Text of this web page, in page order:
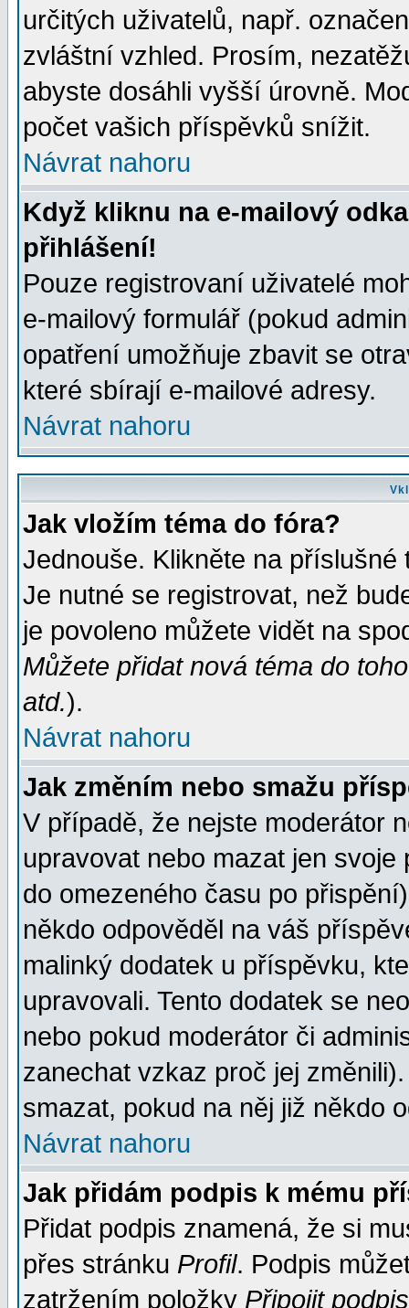
určitých uživatelů, např.
zvláštní vzhled. Prosím,
abyste dosáhli vyšší úrovně.
počet vašich příspěvků snížit.
Návrat nahoru
Když kliknu na e-mailový
přihlášení!
Pouze registrovaní uživatelé
e-mailový formulář (pokud
opatření umožňuje zbavit se
které sbírají e-mailové adresy.
Návrat nahoru
Jak vložím téma do fóra?
Jednouše. Klikněte na
Je nutné se registrovat, než
je povoleno můžete vidět na
Můžete přidat nová téma do
atd.).
Návrat nahoru
Jak změním nebo smažu
V případě, že nejste moderátor
upravovat nebo mazat jen
do omezeného času po
někdo odpověděl na váš
malinký dodatek u příspěvku,
upravovali. Tento dodatek se
nebo pokud moderátor či
zanechat vzkaz proč jej
smazat, pokud na něj již někdo
Návrat nahoru
Jak přidám podpis k mému
Přidat podpis znamená, že si
přes stránku Profil. Podpis
zatržením položky Připojit podpis